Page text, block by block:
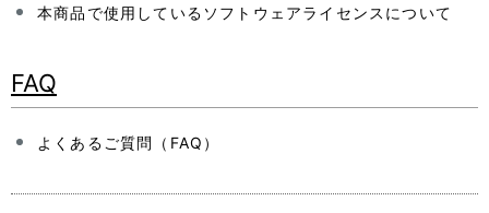
本商品で使用しているソフトウェアライセンスについて
FAQ
よくあるご質問（FAQ）